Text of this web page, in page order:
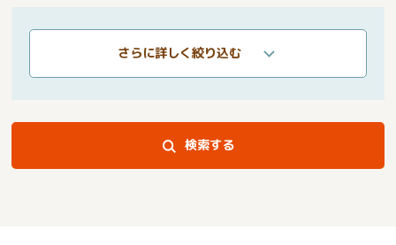
さらに詳しく絞り込む
検索する